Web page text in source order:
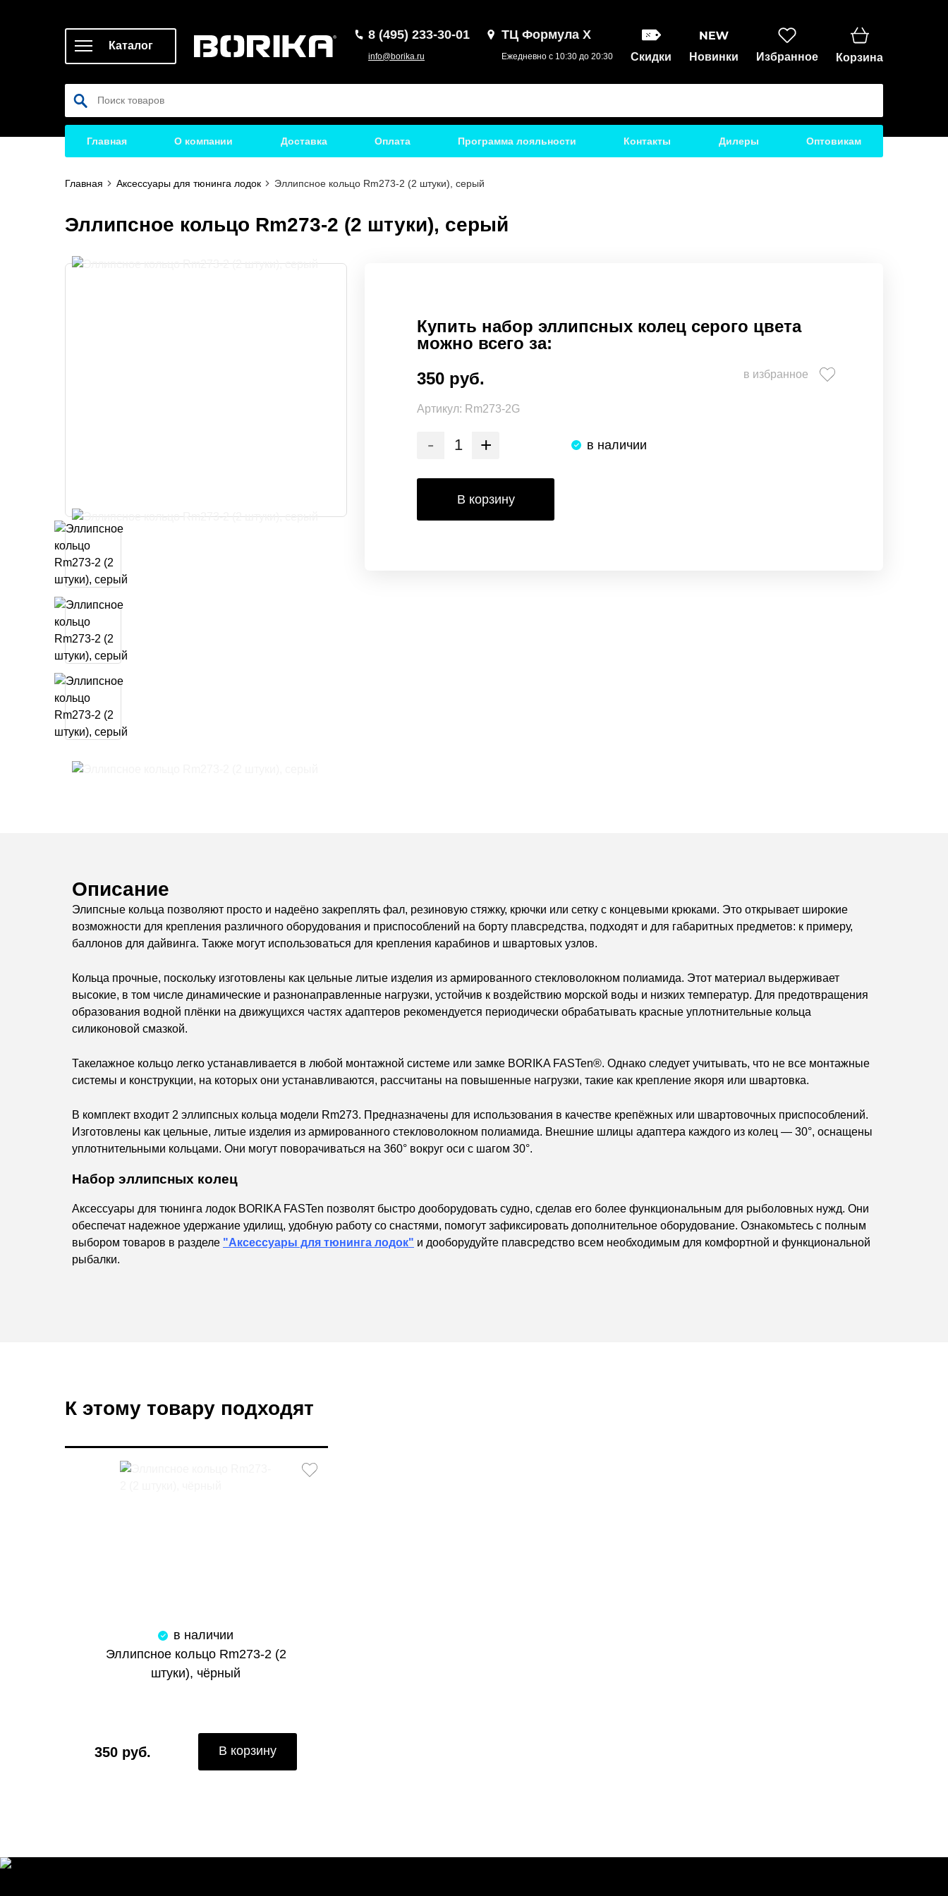
Каталог
8 (495) 233-30-01
info@borika.ru
ТЦ Формула Х
Ежедневно с 10:30 до 20:30 Скидки Новинки Избранное Корзина
Главная О компании Доставка Оплата Программа лояльности Контакты Дилеры Оптовикам
Главная Аксессуары для тюнинга лодок Эллипсное кольцо Rm273-2 (2 штуки), серый
Эллипсное кольцо Rm273-2 (2 штуки), серый
Купить набор эллипсных колец серого цвета
можно всего за:
350 руб.
в избранное
Артикул: Rm273-2G
- + в наличии
В корзину
Описание
Элипсные кольца позволяют просто и надеёно закреплять фал, резиновую стяжку, крючки или сетку с концевыми крюками. Это открывает широкие
возможности для крепления различного оборудования и приспособлений на борту плавсредства, подходят и для габаритных предметов: к примеру,
баллонов для дайвинга. Также могут использоваться для крепления карабинов и швартовых узлов.
Кольца прочные, поскольку изготовлены как цельные литые изделия из армированного стекловолокном полиамида. Этот материал выдерживает
высокие, в том числе динамические и разнонаправленные нагрузки, устойчив к воздействию морской воды и низких температур. Для предотвращения
образования водной плёнки на движущихся частях адаптеров рекомендуется периодически обрабатывать красные уплотнительные кольца
силиконовой смазкой.
Такелажное кольцо легко устанавливается в любой монтажной системе или замке BORIKA FASTen®. Однако следует учитывать, что не все монтажные
системы и конструкции, на которых они устанавливаются, рассчитаны на повышенные нагрузки, такие как крепление якоря или швартовка.
В комплект входит 2 эллипсных кольца модели Rm273. Предназначены для использования в качестве крепёжных или швартовочных приспособлений.
Изготовлены как цельные, литые изделия из армированного стекловолокном полиамида. Внешние шлицы адаптера каждого из колец — 30°, оснащены
уплотнительными кольцами. Они могут поворачиваться на 360° вокруг оси с шагом 30°.
Набор эллипсных колец
Аксессуары для тюнинга лодок BORIKA FASTen позволят быстро дооборудовать судно, сделав его более функциональным для рыболовных нужд. Они
обеспечат надежное удержание удилищ, удобную работу со снастями, помогут зафиксировать дополнительное оборудование. Ознакомьтесь с полным
выбором товаров в разделе "Аксессуары для тюнинга лодок" и дооборудуйте плавсредство всем необходимым для комфортной и функциональной
рыбалки.
К этому товару подходят
в наличии
Эллипсное кольцо Rm273-2 (2
штуки), чёрный
350 руб. В корзину